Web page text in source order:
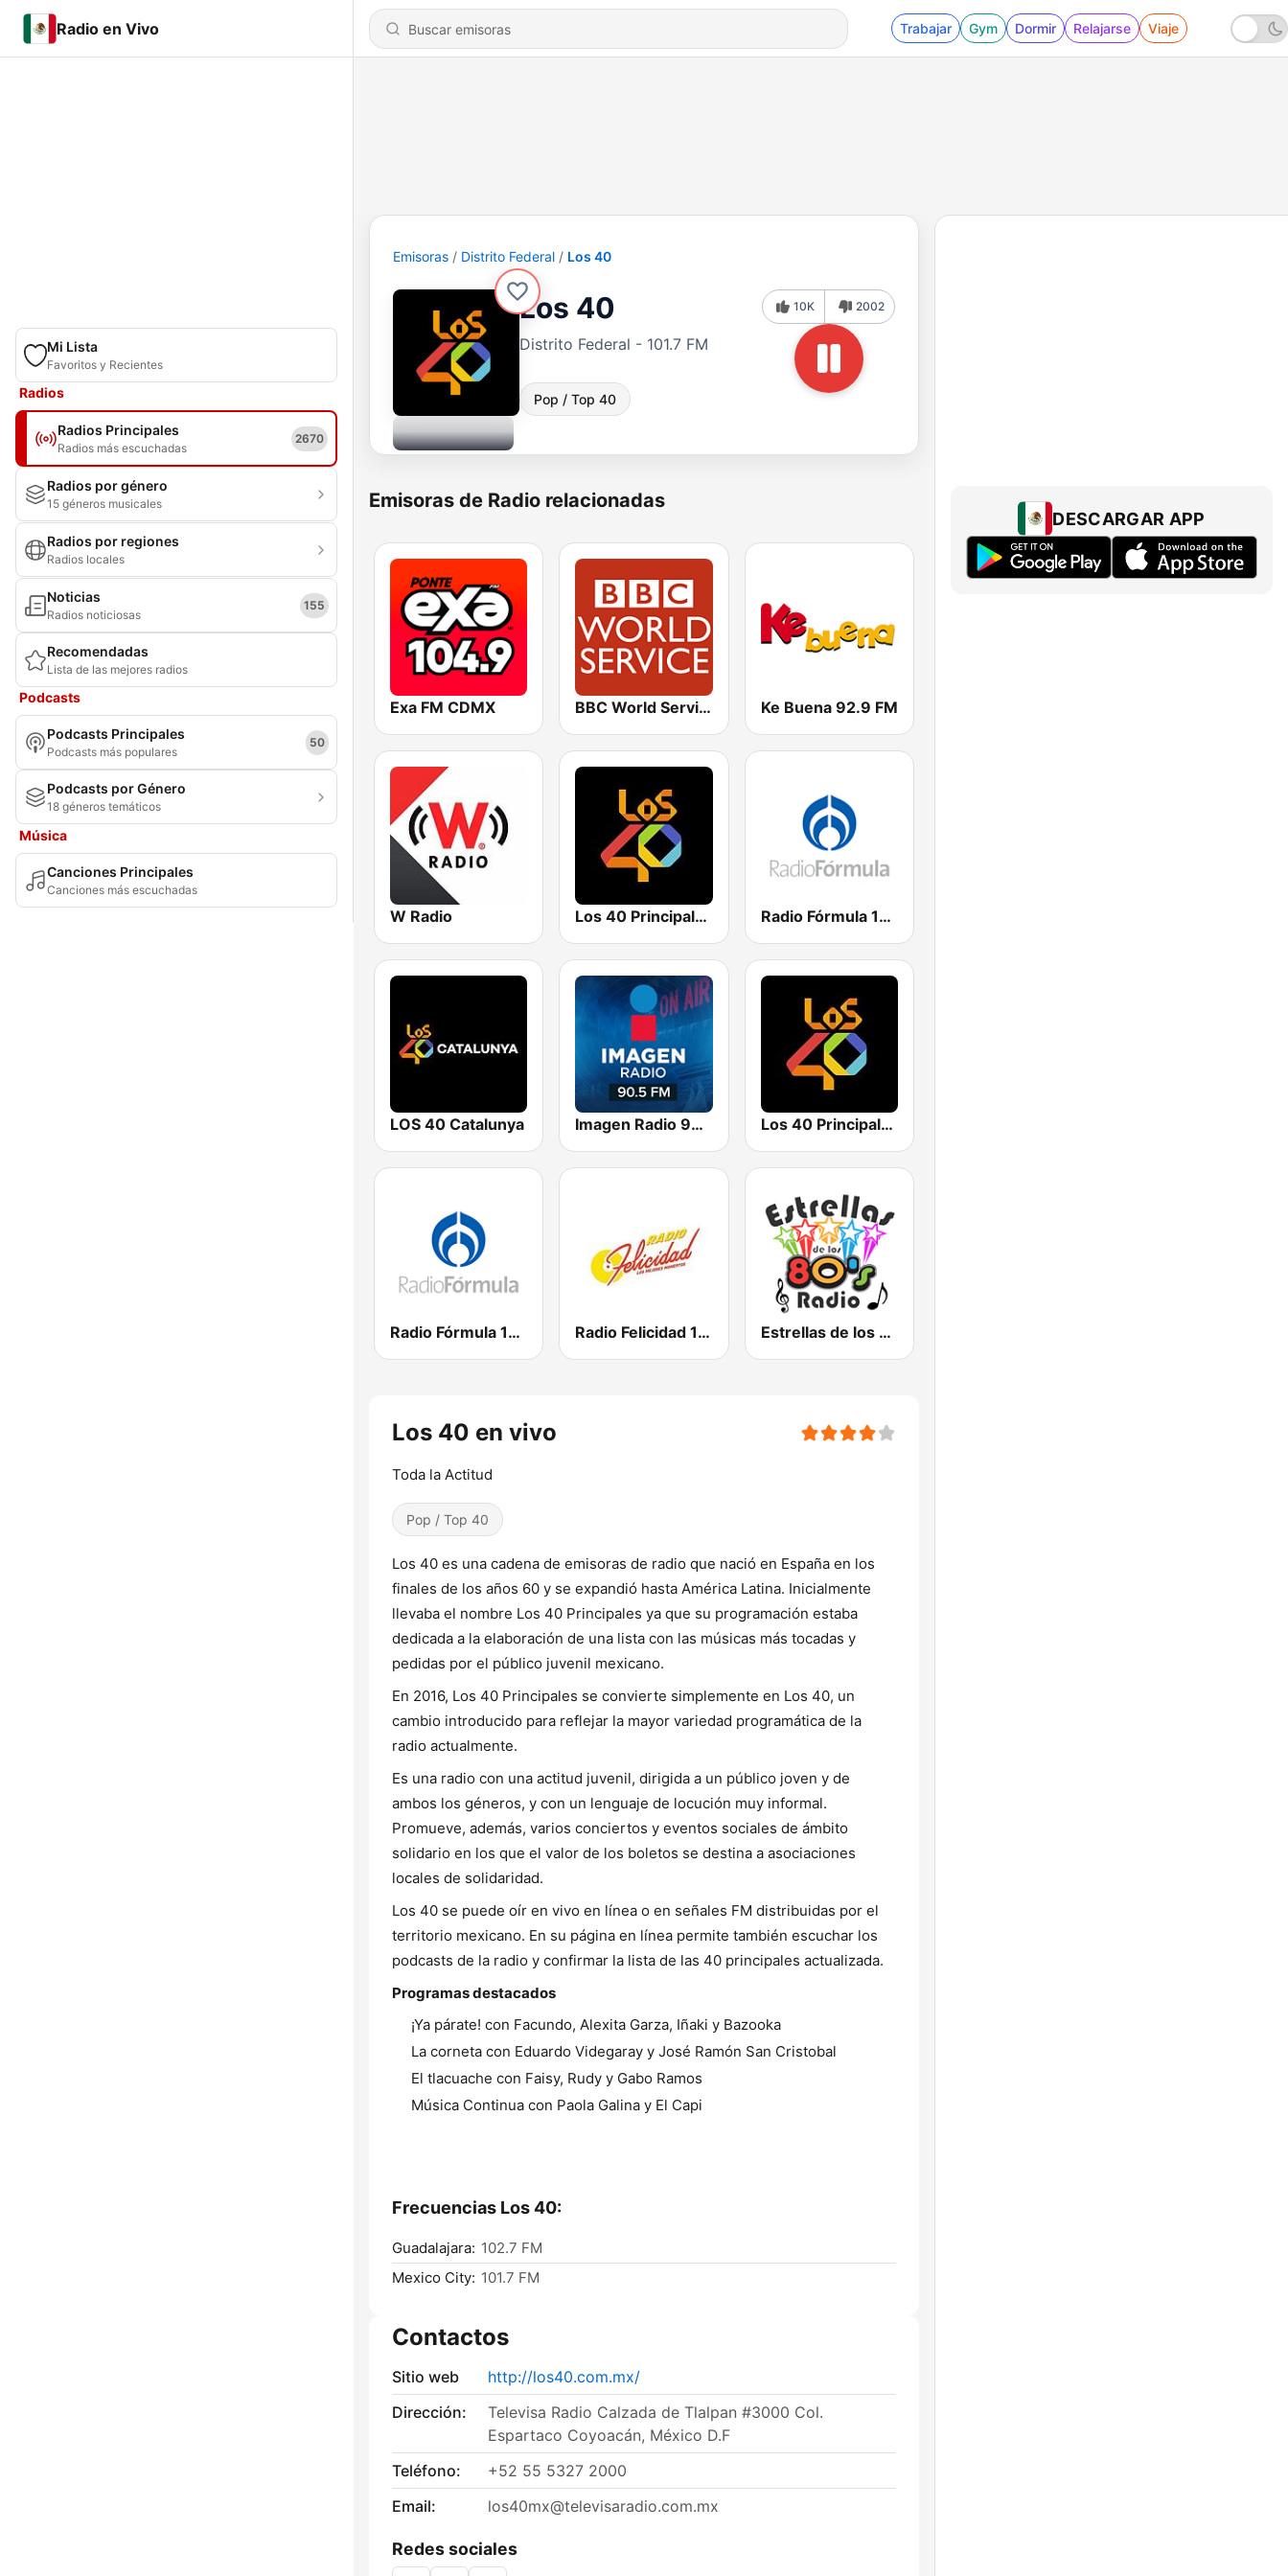
Radio en Vivo Trabajar Gym Dormir Relajarse Viaje
Mi Lista
Favoritos y Recientes
Radios
Radios Principales
Radios más escuchadas
2670
Radios por género
15 géneros musicales
Radios por regiones
Radios locales
Noticias
Radios noticiosas
155
Recomendadas
Lista de las mejores radios
Podcasts
Podcasts Principales
Podcasts más populares
50
Podcasts por Género
18 géneros temáticos
Música
Canciones Principales
Canciones más escuchadas
Emisoras Distrito Federal Los 40
Los 40
Distrito Federal - 101.7 FM
Pop / Top 40
10K 2002
Emisoras de Radio relacionadas
Exa FM CDMX BBC World Service Ke Buena 92.9 FM
W Radio Los 40 Principales Radio Fórmula 104.1 FM
LOS 40 Catalunya Imagen Radio 90.5 FM Los 40 Principales
Radio Fórmula 103.3 FM Radio Felicidad 1180 AM Estrellas de los 80s
Los 40 en vivo
Toda la Actitud
Pop / Top 40
Los 40 es una cadena de emisoras de radio que nació en España en los
finales de los años 60 y se expandió hasta América Latina. Inicialmente
llevaba el nombre Los 40 Principales ya que su programación estaba
dedicada a la elaboración de una lista con las músicas más tocadas y
pedidas por el público juvenil mexicano.
En 2016, Los 40 Principales se convierte simplemente en Los 40, un
cambio introducido para reflejar la mayor variedad programática de la
radio actualmente.
Es una radio con una actitud juvenil, dirigida a un público joven y de
ambos los géneros, y con un lenguaje de locución muy informal.
Promueve, además, varios conciertos y eventos sociales de ámbito
solidario en los que el valor de los boletos se destina a asociaciones
locales de solidaridad.
Los 40 se puede oír en vivo en línea o en señales FM distribuidas por el
territorio mexicano. En su página en línea permite también escuchar los
podcasts de la radio y confirmar la lista de las 40 principales actualizada.
Programas destacados
¡Ya párate! con Facundo, Alexita Garza, Iñaki y Bazooka
La corneta con Eduardo Videgaray y José Ramón San Cristobal
El tlacuache con Faisy, Rudy y Gabo Ramos
Música Continua con Paola Galina y El Capi
Frecuencias Los 40:
Guadalajara: 102.7 FM
Mexico City: 101.7 FM
Contactos
Sitio web
http://los40.com.mx/
Dirección:
Televisa Radio Calzada de Tlalpan #3000 Col.
Espartaco Coyoacán, México D.F
Teléfono:
+52 55 5327 2000
Email:
los40mx@televisaradio.com.mx
Redes sociales
DESCARGAR APP